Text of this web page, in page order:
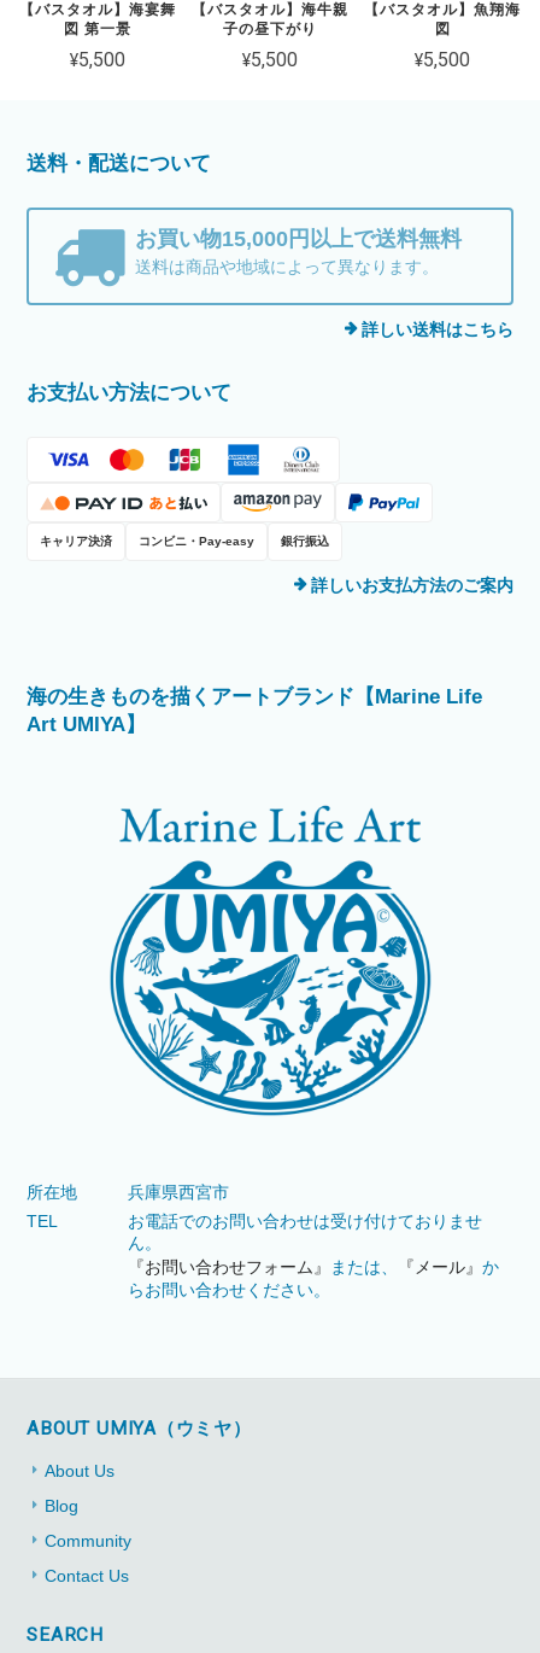
【バスタオル】海宴舞
図 第一景
¥5,500
【バスタオル】海牛親
子の昼下がり
¥5,500
【バスタオル】魚翔海
図
¥5,500
送料・配送について
お買い物15,000円以上で送料無料
送料は商品や地域によって異なります。
詳しい送料はこちら
お支払い方法について
キャリア決済 コンビニ・Pay-easy 銀行振込
詳しいお支払方法のご案内
海の生きものを描くアートブランド【Marine Life
Art UMIYA】
所在地
兵庫県西宮市
TEL
お電話でのお問い合わせは受け付けておりませ
ん。
『お問い合わせフォーム』 または、 『メール』か
らお問い合わせください。
ABOUT UMIYA（ウミヤ）
About Us
Blog
Community
Contact Us
SEARCH